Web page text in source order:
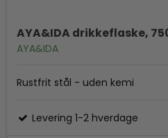
AYA&IDA drikkeflaske,
AYA&IDA
Rustfrit stål - uden kemi
Levering 1-2 hverdage